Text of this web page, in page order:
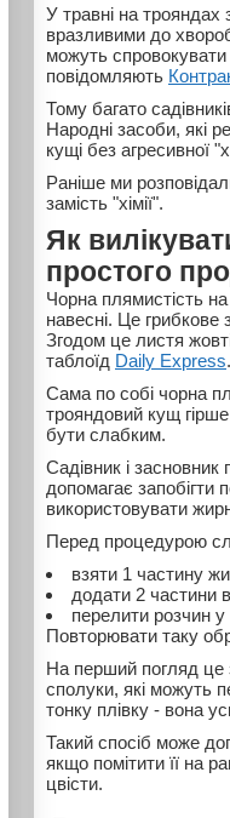
У травні на
вразливими до
можуть
повідомляють
Тому багато
Народні засоби, які
кущі без агресивної
Раніше ми
замість "хімії".
Як
простого
Чорна плямистість
навесні. Це грибкове
Згодом це листя
таблоїд Daily Express.
Сама по собі чорна
трояндовий кущ
бути слабким.
Садівник і
допомагає запобігти
використовувати
Перед процедурою
взяти 1 частину
додати 2 частини
перелити розчин
Повторювати таку
На перший погляд це
сполуки, які можуть
тонку плівку - вона
Такий спосіб може
якщо помітити її на
цвісти.